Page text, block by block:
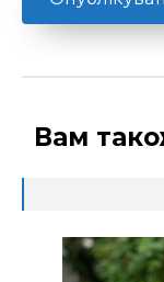
Вам